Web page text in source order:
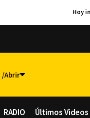
RADIO Últimos Videos